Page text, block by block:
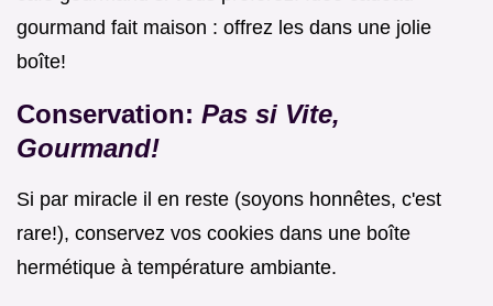
gourmand fait maison : offrez les dans une jolie
boîte!
Conservation: Pas si Vite,
Gourmand!
Si par miracle il en reste (soyons honnêtes, c'est
rare!), conservez vos cookies dans une boîte
hermétique à température ambiante.